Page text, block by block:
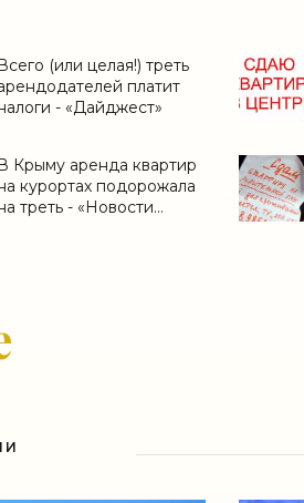
Всего (или целая!) треть
платит
- «Дайджест»
В Крыму аренда квартир
курортах подорожала
треть - «Новости